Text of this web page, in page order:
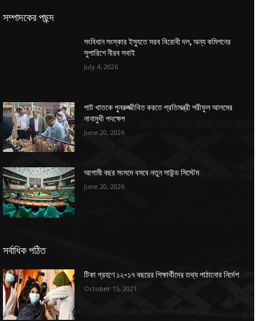
সম্পাদকের পছন্দ
সংবিধান সংস্কার ইস্যুতে সরব বিরোধী দল, অন্য কমিশনের
সুপারিশে নীরব সবাই
July 4, 2026
পাট খাতকে পুনরুজ্জীবিত করতে প্রতিমন্ত্রী শরীফুল আলমের
নানামুখী পদক্ষেপ
June 20, 2026
আগামী বছর সংসদে বসবে নতুন সাউন্ড সিস্টেম
June 20, 2026
সর্বাধিক পঠিত
টিকা গ্রহণে ১২-১৭ বছরের শিক্ষার্থীদের তথ্য পাঠানোর নির্দেশ
October 15, 2021